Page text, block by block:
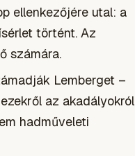
ellenkezőjére utal: a
történt. Az
számára.
Lemberget –
az akadályokról
hadműveleti